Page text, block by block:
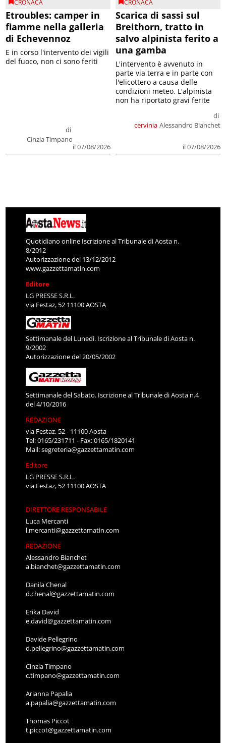
CRONACA
Etroubles: camper in
fiamme nella galleria
di Echevennoz
di
Cinzia Timpano
il 07/08/2026
E in corso l'intervento dei vigili
del fuoco, non ci sono feriti
CRONACA
Scarica di sassi sul
Breithorn, tratto in
salvo alpinista ferito a
una gamba
cervinia
di
Alessandro Bianchet
il 07/08/2026
L'intervento è avvenuto in
parte via terra e in parte con
l'elicottero a causa delle
condizioni meteo. L'alpinista
non ha riportato gravi ferite
Quotidiano online Iscrizione al Tribunale di Aosta n.
8/2012
Autorizzazione del 13/12/2012
www.gazzettamatin.com
Editore
LG PRESSE S.R.L.
via Festaz, 52 11100 AOSTA
Settimanale del Lunedì. Iscrizione al Tribunale di Aosta n.
9/2002
Autorizzazione del 20/05/2002
Settimanale del Sabato. Iscrizione al Tribunale di Aosta n.4
del 4/10/2016
REDAZIONE
via Festaz, 52 - 11100 Aosta
Tel: 0165/231711 - Fax: 0165/1820141
Mail:segreteria@gazzettamatin.com
Editore
LG PRESSE S.R.L.
via Festaz, 52 11100 AOSTA
DIRETTORE RESPONSABILE
Luca Mercanti
l.mercanti@gazzettamatin.com
REDAZIONE
Alessandro Bianchet
a.bianchet@gazzettamatin.com
Danila Chenal
d.chenal@gazzettamatin.com
Erika David
e.david@gazzettamatin.com
Davide Pellegrino
d.pellegrino@gazzettamatin.com
Cinzia Timpano
c.timpano@gazzettamatin.com
Arianna Papalia
a.papalia@gazzettamatin.com
Thomas Piccot
t.piccot@gazzettamatin.com